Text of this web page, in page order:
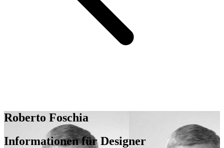
Roberto Foschia
Informationen für Designer